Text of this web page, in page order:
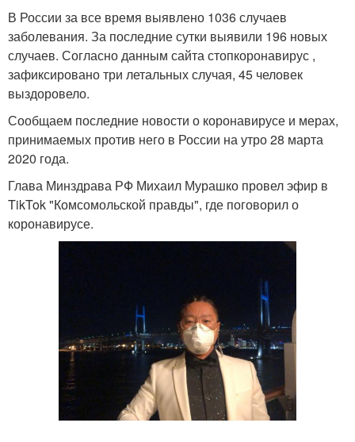
В России за все время выявлено 1036 случаев
заболевания. За последние сутки выявили 196 новых
случаев. Согласно данным сайта стопкоронавирус ,
зафиксировано три летальных случая, 45 человек
выздоровело.
Сообщаем последние новости о коронавирусе и мерах,
принимаемых против него в России на утро 28 марта
2020 года.
Глава Минздрава РФ Михаил Мурашко провел эфир в
TikTok "Комсомольской правды", где поговорил о
коронавирусе.